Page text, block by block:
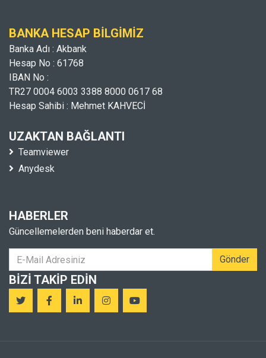
BANKA HESAP BILGIMIZ
Banka Adı : Akbank
Hesap No : 61768
IBAN No :
TR27 0004 6003 3388 8000 0617 68
Hesap Sahibi : Mehmet KAHVECİ
UZAKTAN BAĞLANTI
Teamviewer
Anydesk
HABERLER
Güncellemelerden beni haberdar et.
Gönder
BIZI TAKIP EDIN